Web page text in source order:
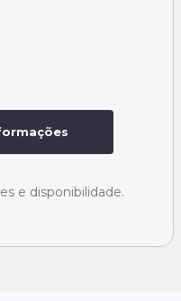
e disponibilidade.